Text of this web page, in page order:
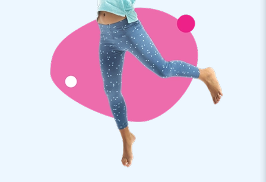
abenteuerreiches Erlebnis.
Qualität und Garantie
JB Hüpfburgen sind an mehreren Stellen verstärkt und
mehrfach vernäht. Sie werden aus einer hoch qualitativen 9x9
Gewebe PVC Plane produziert. Aufgrund dessen sind Sie
langlebig und einfach zu reinigen. Zu dem gewähren wir Ihnen
5 Jahre Herstellergarantie, aus diesem Grund liefern Sie mit
diesem Produkt jahrelang optimalen Spielspaß.
Kaufen Sie diese lustige Hüpfburg und liefern Sie Ihren Kunden